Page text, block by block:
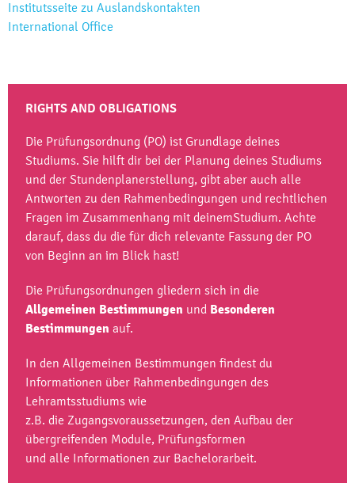
Institutsseite zu Auslandskontakten
International Office
RIGHTS AND OBLIGATIONS
Die Prüfungsordnung (PO) ist Grundlage deines
Studiums. Sie hilft dir bei der Planung deines Studiums
und der Stundenplanerstellung, gibt aber auch alle
Antworten zu den Rahmenbedingungen und rechtlichen
Fragen im Zusammenhang mit deinemStudium. Achte
darauf, dass du die für dich relevante Fassung der PO
von Beginn an im Blick hast!
Die Prüfungsordnungen gliedern sich in die
Allgemeinen Bestimmungen und Besonderen
Bestimmungen auf.
In den Allgemeinen Bestimmungen findest du
Informationen über Rahmenbedingungen des
Lehramtsstudiums wie
z.B. die Zugangsvoraussetzungen, den Aufbau der
übergreifenden Module, Prüfungsformen
und alle Informationen zur Bachelorarbeit.